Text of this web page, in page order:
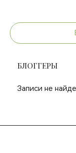
БЛОГГЕРЫ
Записи не